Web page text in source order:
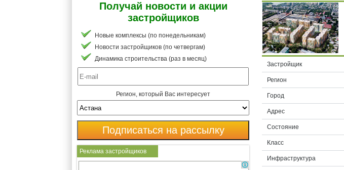
Застройщик
Регион
Город
Адрес
Состояние
Класс
Инфраструктура
Получай новости и акции
застройщиков
Новые комплексы (по понедельникам)
Новости застройщиков (по четвергам)
Динамика строительства (раз в месяц)
Регион, который Вас интересует
Реклама застройщиков